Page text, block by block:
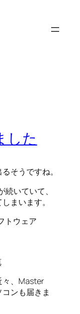
した
そうですね。
いていて、
まいます。
トウェア
々、Master
ンも届きま